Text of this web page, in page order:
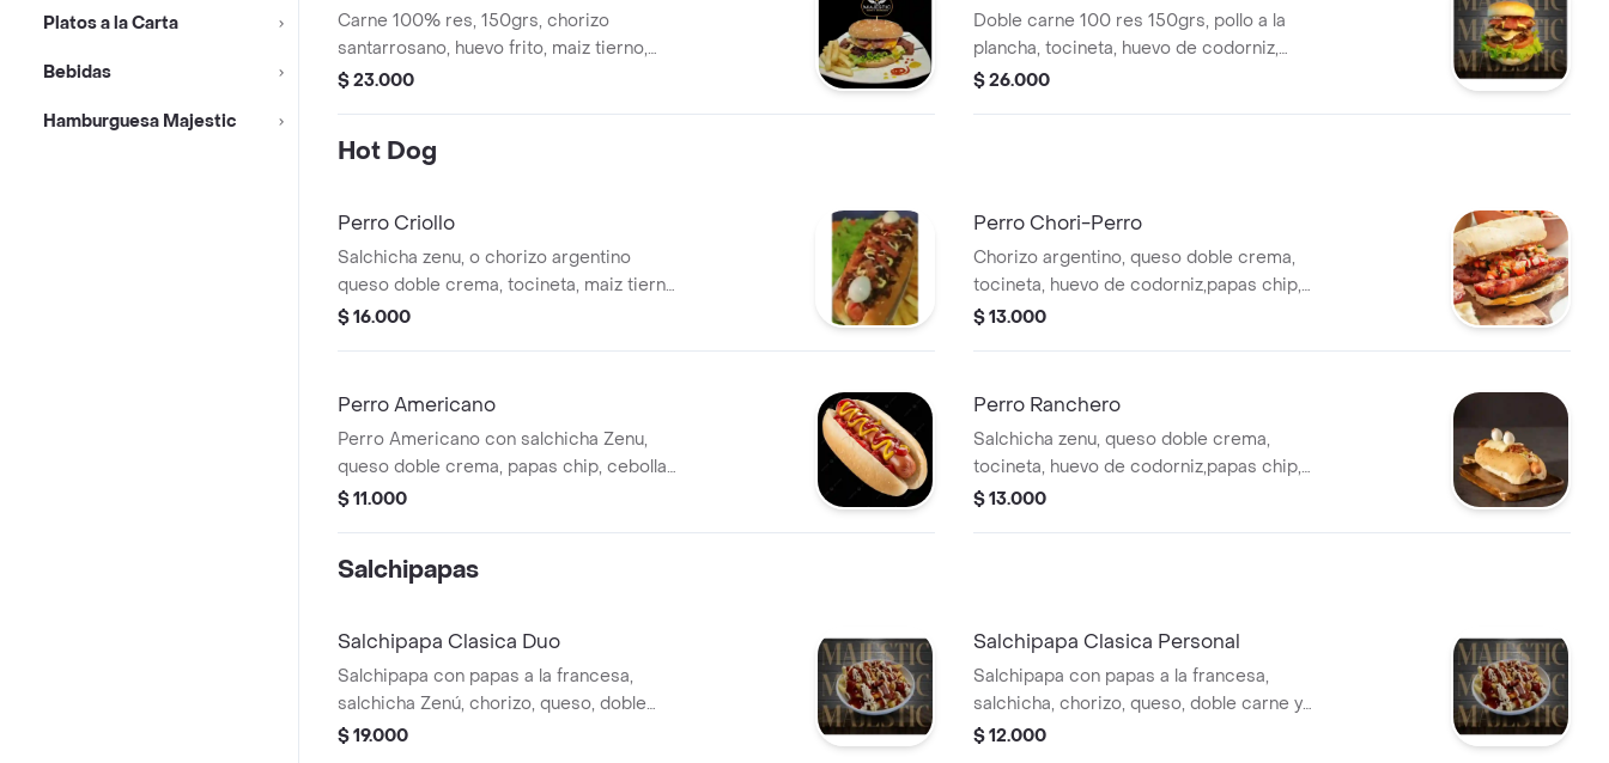
Platos a la Carta
Bebidas
Hamburguesa Majestic
Carne 100% res, 150grs, chorizo
santarrosano, huevo frito, maiz tierno,
platano maduro, doble queso doble
$ 23.000
Doble carne 100 res 150grs, pollo a la
plancha, tocineta, huevo de codorniz,
champiñones, triple queso doble crema,
$ 26.000
Hot Dog
Perro Criollo
Salchicha zenu, o chorizo argentino
queso doble crema, tocineta, maiz tierno,
carne desmechada, pollo desmechado,
$ 16.000
Perro Chori-Perro
Chorizo argentino, queso doble crema,
tocineta, huevo de codorniz,papas chip,
cebolla grille o cruda salsas piña, tomate,
$ 13.000
Perro Americano
Perro Americano con salchicha Zenu,
queso doble crema, papas chip, cebolla
grille o cruda, salsas de piña, tomate,
$ 11.000
Perro Ranchero
Salchicha zenu, queso doble crema,
tocineta, huevo de codorniz,papas chip,
cebolla grille o cruda salsas piña, tomate,
$ 13.000
Salchipapas
Salchipapa Clasica Duo
Salchipapa con papas a la francesa,
salchicha Zenú, chorizo, queso, doble
carne y huevo de codorniz.
$ 19.000
Salchipapa Clasica Personal
Salchipapa con papas a la francesa,
salchicha, chorizo, queso, doble carne y
huevo de codorniz. Cubierta con salsas.
$ 12.000